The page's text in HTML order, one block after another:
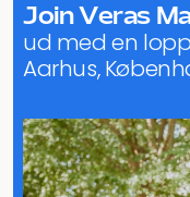
Join Veras
ud med en
Aarhus,